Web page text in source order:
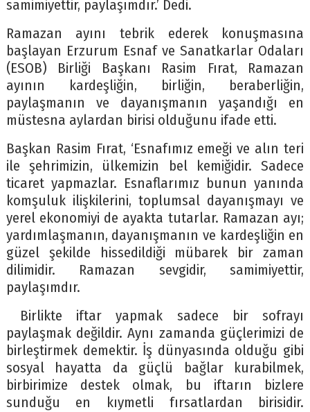
samimiyettir, paylaşımdır.’ Dedi.
Ramazan ayını tebrik ederek konuşmasına
başlayan Erzurum Esnaf ve Sanatkarlar Odaları
(ESOB) Birliği Başkanı Rasim Fırat, Ramazan
ayının kardeşliğin, birliğin, beraberliğin,
paylaşmanın ve dayanışmanın yaşandığı en
müstesna aylardan birisi olduğunu ifade etti.
Başkan Rasim Fırat, ‘Esnafımız emeği ve alın teri
ile şehrimizin, ülkemizin bel kemiğidir. Sadece
ticaret yapmazlar. Esnaflarımız bunun yanında
komşuluk ilişkilerini, toplumsal dayanışmayı ve
yerel ekonomiyi de ayakta tutarlar. Ramazan ayı;
yardımlaşmanın, dayanışmanın ve kardeşliğin en
güzel şekilde hissedildiği mübarek bir zaman
dilimidir. Ramazan sevgidir, samimiyettir,
paylaşımdır.
Birlikte iftar yapmak sadece bir sofrayı
paylaşmak değildir. Aynı zamanda güçlerimizi de
birleştirmek demektir. İş dünyasında olduğu gibi
sosyal hayatta da güçlü bağlar kurabilmek,
birbirimize destek olmak, bu iftarın bizlere
sunduğu en kıymetli fırsatlardan birisidir.